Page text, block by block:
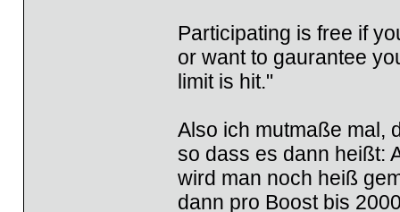
Participating is free if
or want to gaurantee
limit is hit."
Also ich mutmaße mal,
so dass es dann heißt:
wird man noch heiß
dann pro Boost bis